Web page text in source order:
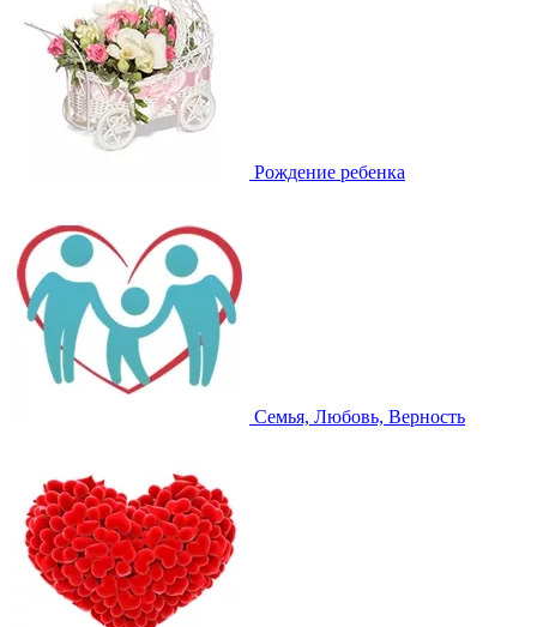
Рождение ребенка
Семья, Любовь, Верность